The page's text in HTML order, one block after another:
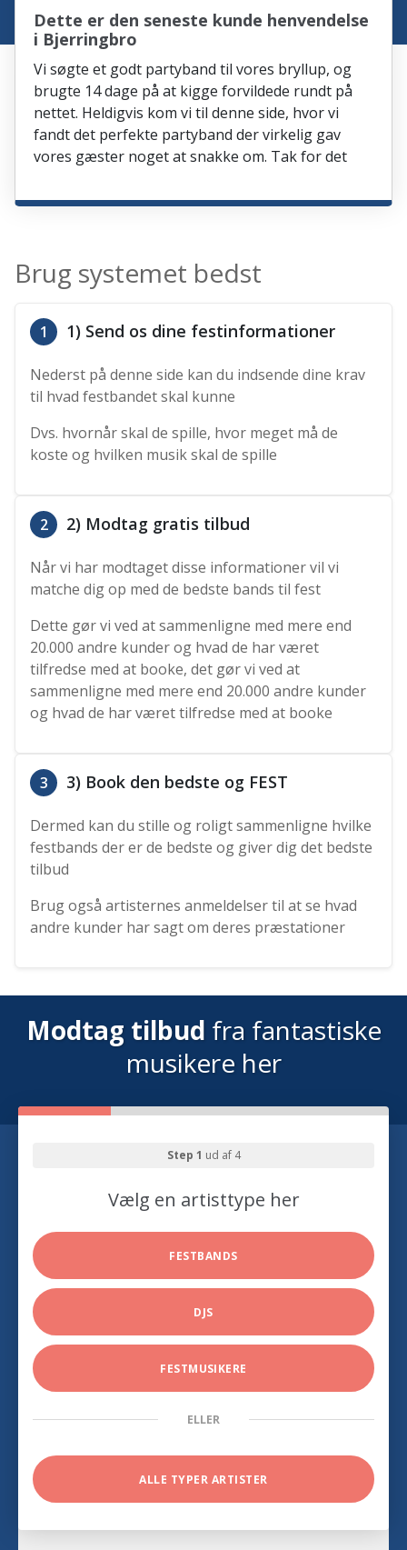
Dette er den seneste kunde henvendelse
i Bjerringbro
Vi søgte et godt partyband til vores bryllup, og
brugte 14 dage på at kigge forvildede rundt på
nettet. Heldigvis kom vi til denne side, hvor vi
fandt det perfekte partyband der virkelig gav
vores gæster noget at snakke om. Tak for det
Brug systemet bedst
1 1) Send os dine festinformationer
Nederst på denne side kan du indsende dine krav
til hvad festbandet skal kunne
Dvs. hvornår skal de spille, hvor meget må de
koste og hvilken musik skal de spille
2 2) Modtag gratis tilbud
Når vi har modtaget disse informationer vil vi
matche dig op med de bedste bands til fest
Dette gør vi ved at sammenligne med mere end
20.000 andre kunder og hvad de har været
tilfredse med at booke, det gør vi ved at
sammenligne med mere end 20.000 andre kunder
og hvad de har været tilfredse med at booke
3 3) Book den bedste og FEST
Dermed kan du stille og roligt sammenligne hvilke
festbands der er de bedste og giver dig det bedste
tilbud
Brug også artisternes anmeldelser til at se hvad
andre kunder har sagt om deres præstationer
Modtag tilbud fra fantastiske
musikere her
Step 1 ud af 4
Vælg en artisttype her
FESTBANDS
DJS
FESTMUSIKERE
ELLER
ALLE TYPER ARTISTER